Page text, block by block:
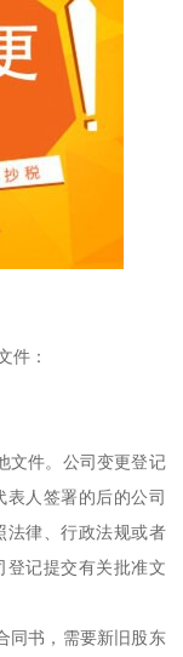
件：
文件。公司变更登记
人签署的后的公司
法律、行政法规或者
登记提交有关批准文
同书，需要新旧股东